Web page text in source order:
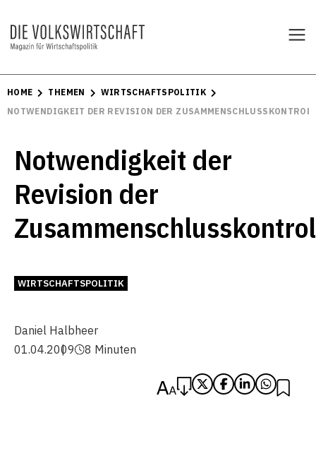
HOME THEMEN
WIRTSCHAFTSPOLITIK
NOTWENDIGKEIT DER REVISION DER
Notwendigkeit der
Revision der
WIRTSCHAFTSPOLITIK
Daniel Halbheer
01.04.2009
8 Minuten